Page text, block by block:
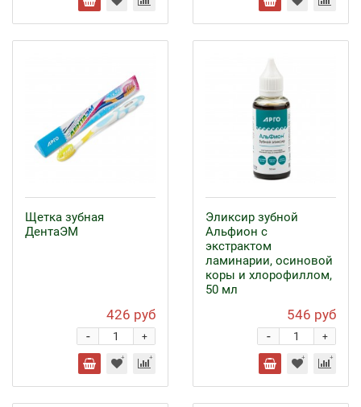
Щетка зубная
ДентаЭМ
426 руб
+
-
Эликсир зубной
Альфион с
экстрактом
ламинарии, осиновой
коры и хлорофиллом,
50 мл
546 руб
+
-